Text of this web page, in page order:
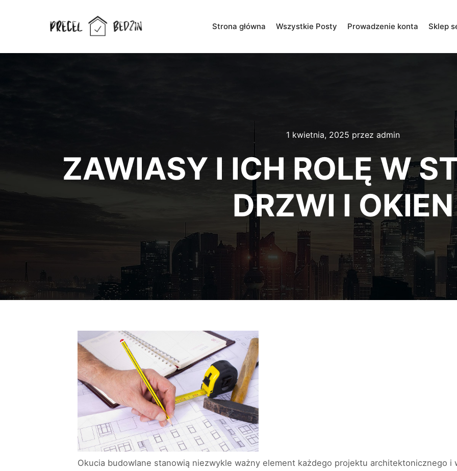
Strona główna Wszystkie Posty Prowadzenie konta Sklep
1 kwietnia, 2025 przez admin
ZAWIASY I ICH ROLĘ W
DRZWI I OKIEN
Okucia budowlane stanowią niezwykle ważny element każdego projektu architektonicznego i